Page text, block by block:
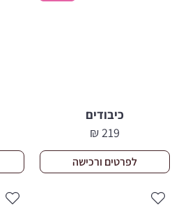
כיבודים
219
₪
לפרטים ורכישה